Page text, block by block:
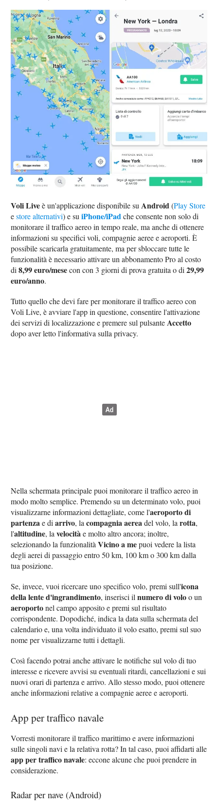
Voli Liveè un'applicazione disponibile suAndroid(Play Store
estore alternativi) e suiPhone/iPadche consente non solo di
monitorare il traffico aereo in tempo reale, ma anche di ottenere
informazioni su specifici voli, compagnie aeree e aeroporti. È
possibile scaricarla gratuitamente, ma per sbloccare tutte le
funzionalità è necessario attivare un abbonamento Pro al costo
di8,99 euro/mesecon con 3 giorni di prova gratuita o di29,99
euro/anno.
Tutto quello che devi fare per monitorare il traffico aereo con
Voli Live, è avviare l'app in questione, consentire l'attivazione
dei servizi di localizzazione e premere sul pulsanteAccetto
dopo aver letto l'informativa sulla privacy.
Nella schermata principale puoi monitorare il traffico aereo in
modo molto semplice. Premendo su un determinato volo, puoi
visualizzarne informazioni dettagliate, come l'aeroporto di
partenzae diarrivo, lacompagnia aereadel volo, larotta,
l'altitudine, lavelocitàe molto altro ancora; inoltre,
selezionando la funzionalitàVicino a mepuoi vedere la lista
degli aerei di passaggio entro 50 km, 100 km o 300 km dalla
tua posizione.
Se, invece, vuoi ricercare uno specifico volo, premi sull'icona
della lente d'ingrandimento, inserisci ilnumero di voloo un
aeroportonel campo apposito e premi sul risultato
corrispondente. Dopodiché, indica la data sulla schermata del
calendario e, una volta individuato il volo esatto, premi sul suo
nome per visualizzarne tutti i dettagli.
Così facendo potrai anche attivare le notifiche sul volo di tuo
interesse e ricevere avvisi su eventuali ritardi, cancellazioni e sui
nuovi orari di partenza e arrivo. Allo stesso modo, puoi ottenere
anche informazioni relative a compagnie aeree e aeroporti.
App per traffico navale
Vorresti monitorare il traffico marittimo e avere informazioni
sulle singoli navi e la relativa rotta? In tal caso, puoi affidarti alle
app per traffico navale: eccone alcune che puoi prendere in
considerazione.
Radar per nave (Android)